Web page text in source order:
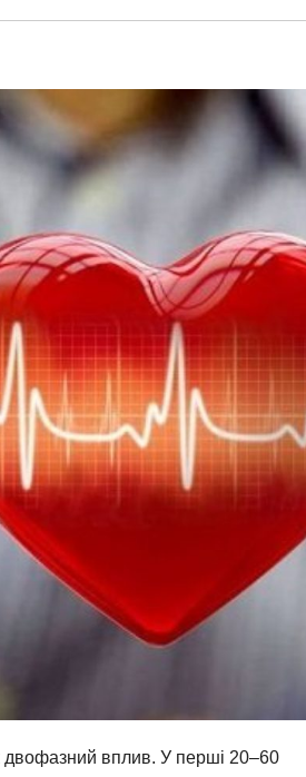
двофазний вплив. У перші 20–60